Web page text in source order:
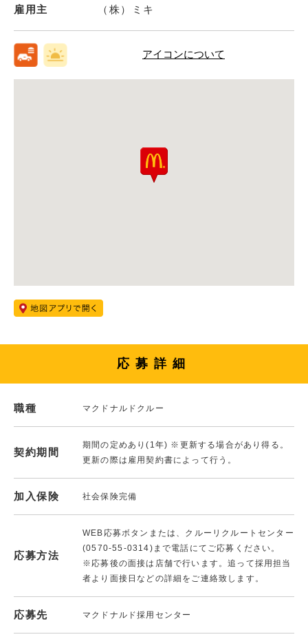
雇用主 （株）ミキ
アイコンについて
応募詳細
職種 マクドナルドクルー
契約期間
期間の定めあり(1年) ※更新する場合があり得る。
更新の際は雇用契約書によって行う。
加入保険 社会保険完備
応募方法
WEB応募ボタンまたは、クルーリクルートセンター
(0570-55-0314)まで電話にてご応募ください。
※応募後の面接は店舗で行います。追って採用担当
者より面接日などの詳細をご連絡致します。
応募先 マクドナルド採用センター